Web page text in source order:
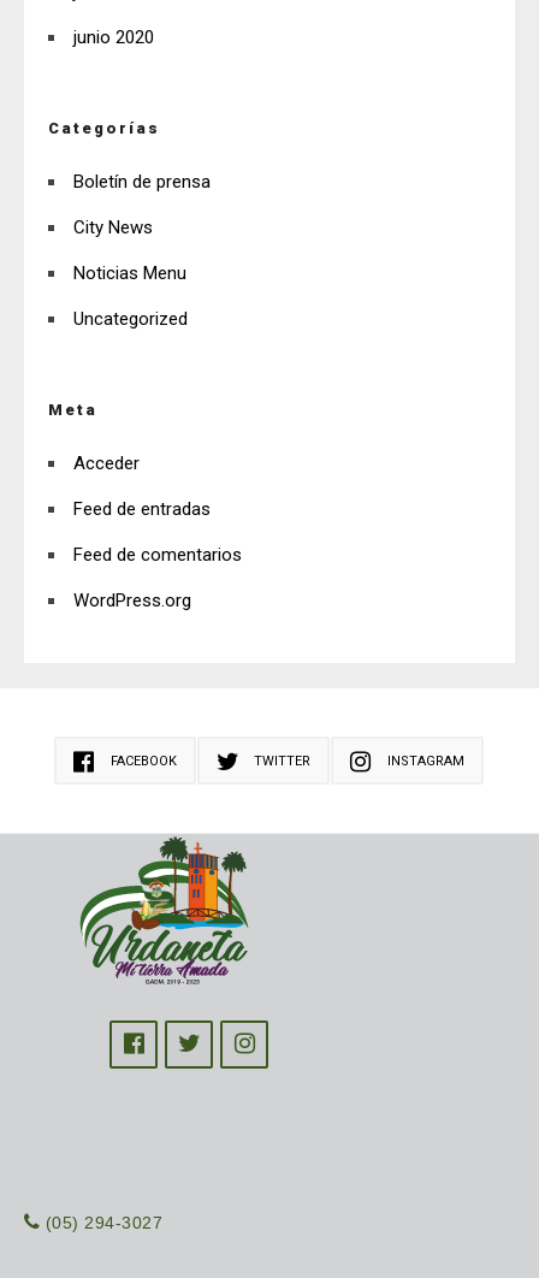
junio 2020
Categorías
Boletín de prensa
City News
Noticias Menu
Uncategorized
Meta
Acceder
Feed de entradas
Feed de comentarios
WordPress.org
FACEBOOK TWITTER INSTAGRAM
(05) 294-3027